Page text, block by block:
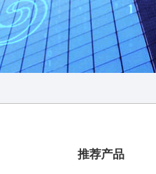
推荐产品